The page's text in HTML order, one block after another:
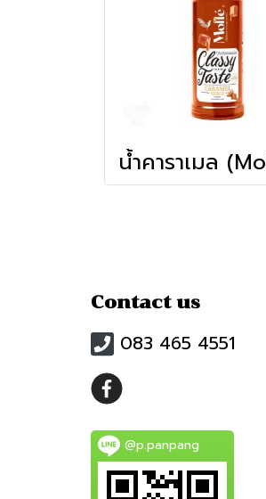
Contact us
083 465 4551
@p.panpang